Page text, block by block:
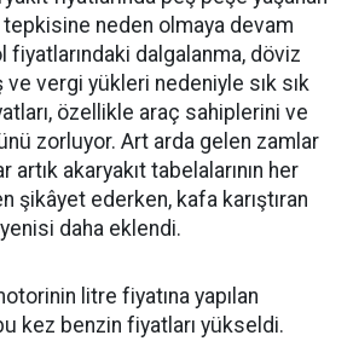
tepkisine neden olmaya devam
fiyatlarındaki dalgalanma, döviz
vergi yükleri nedeniyle sık sık
özellikle araç sahiplerini ve
zorluyor. Art arda gelen zamlar
artık akaryakıt tabelalarının her
şikâyet ederken, kafa karıştıran
daha eklendi.
litre fiyatına yapılan
kez benzin fiyatları yükseldi.